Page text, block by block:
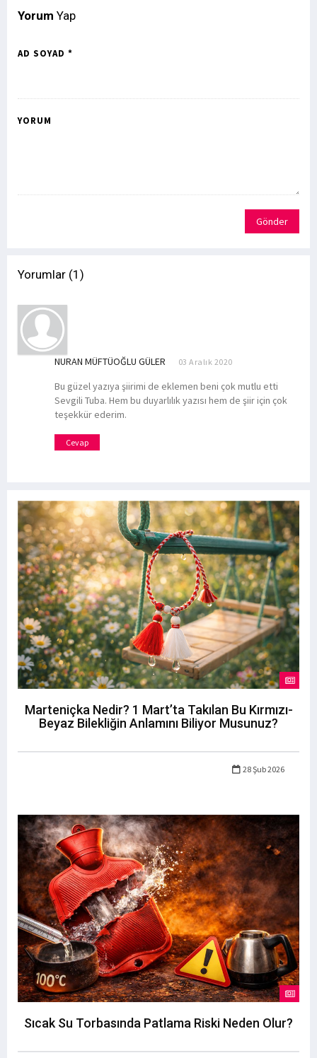
Yorum Yap
AD SOYAD *
YORUM
Gönder
Yorumlar (1)
NURAN MÜFTÜOĞLU GÜLER 03 Aralık 2020
Bu güzel yazıya şiirimi de eklemen beni çok mutlu etti
Sevgili Tuba. Hem bu duyarlılık yazısı hem de şiir için çok
teşekkür ederim.
Cevap
Marteniçka Nedir? 1 Mart’ta Takılan Bu Kırmızı-
Beyaz Bilekliğin Anlamını Biliyor Musunuz?
28 Şub 2026
Sıcak Su Torbasında Patlama Riski Neden Olur?